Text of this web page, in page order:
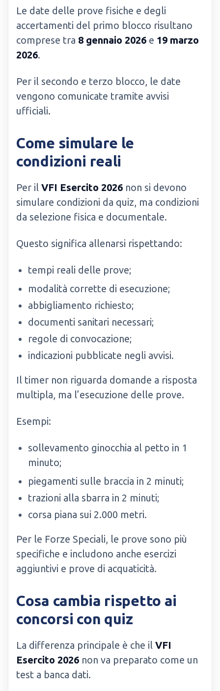
Le date delle prove fisiche e degli
accertamenti del primo blocco risultano
comprese tra 8 gennaio 2026 e 19 marzo
2026.
Per il secondo e terzo blocco, le date
vengono comunicate tramite avvisi
ufficiali.
Come simulare le
condizioni reali
Per il VFI Esercito 2026 non si devono
simulare condizioni da quiz, ma condizioni
da selezione fisica e documentale.
Questo significa allenarsi rispettando:
tempi reali delle prove;
modalità corrette di esecuzione;
abbigliamento richiesto;
documenti sanitari necessari;
regole di convocazione;
indicazioni pubblicate negli avvisi.
Il timer non riguarda domande a risposta
multipla, ma l’esecuzione delle prove.
Esempi:
sollevamento ginocchia al petto in 1
minuto;
piegamenti sulle braccia in 2 minuti;
trazioni alla sbarra in 2 minuti;
corsa piana sui 2.000 metri.
Per le Forze Speciali, le prove sono più
specifiche e includono anche esercizi
aggiuntivi e prove di acquaticità.
Cosa cambia rispetto ai
concorsi con quiz
La differenza principale è che il VFI
Esercito 2026 non va preparato come un
test a banca dati.